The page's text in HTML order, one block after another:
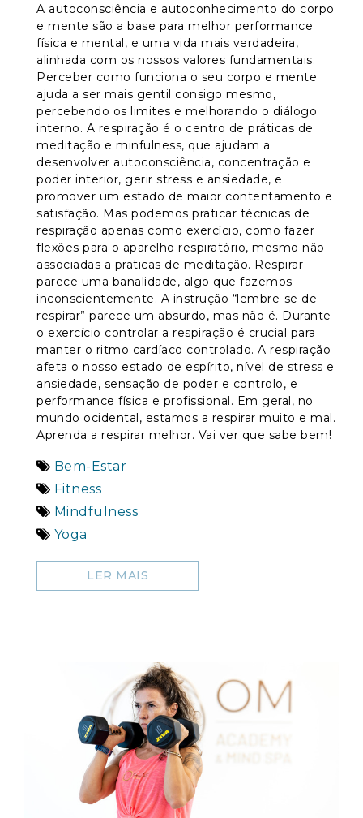
A autoconsciência e autoconhecimento do corpo
e mente são a base para melhor performance
física e mental, e uma vida mais verdadeira,
alinhada com os nossos valores fundamentais.
Perceber como funciona o seu corpo e mente
ajuda a ser mais gentil consigo mesmo,
percebendo os limites e melhorando o diálogo
interno. A respiração é o centro de práticas de
meditação e minfulness, que ajudam a
desenvolver autoconsciência, concentração e
poder interior, gerir stress e ansiedade, e
promover um estado de maior contentamento e
satisfação. Mas podemos praticar técnicas de
respiração apenas como exercício, como fazer
flexões para o aparelho respiratório, mesmo não
associadas a praticas de meditação. Respirar
parece uma banalidade, algo que fazemos
inconscientemente. A instrução “lembre-se de
respirar” parece um absurdo, mas não é. Durante
o exercício controlar a respiração é crucial para
manter o ritmo cardíaco controlado. A respiração
afeta o nosso estado de espírito, nível de stress e
ansiedade, sensação de poder e controlo, e
performance física e profissional. Em geral, no
mundo ocidental, estamos a respirar muito e mal.
Aprenda a respirar melhor. Vai ver que sabe bem!
Bem-Estar
Fitness
Mindfulness
Yoga
LER MAIS